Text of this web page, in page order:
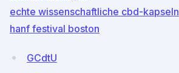
echte wissenschaftliche cbd-kapseln
hanf festival boston
GCdtU